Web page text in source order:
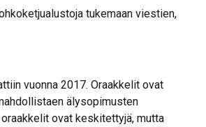
tukemaan viestien,
vuonna 2017. Oraakkelit ovat
älysopimusten
ovat keskitettyjä, mutta